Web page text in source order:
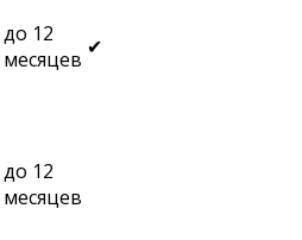
до 12
месяцев ✔
до 12
месяцев